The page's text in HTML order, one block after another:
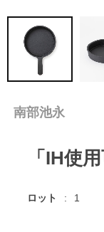
南部池永
「IH使
ロット 1